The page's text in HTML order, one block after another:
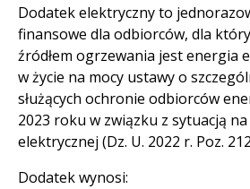
Treść
Dodatek elektryczny to
finansowe dla odbiorców, dla
źródłem ogrzewania jest energia
w życie na mocy ustawy o
służących ochronie odbiorców
2023 roku w związku z sytuacją
elektrycznej (Dz. U. 2022 r. Poz.
Dodatek wynosi: